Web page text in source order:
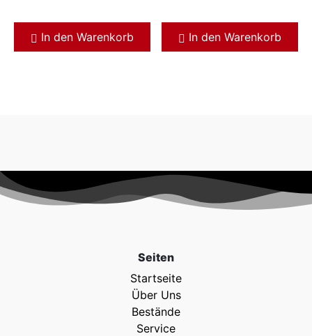
In den Warenkorb In den Warenkorb
Seiten
Startseite
Über Uns
Bestände
Service